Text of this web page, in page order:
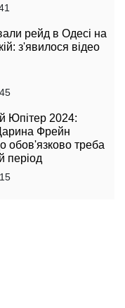
рейд в Одесі на
з'явилося відео
Юпітер 2024:
Фрейн
обов'язково треба
період